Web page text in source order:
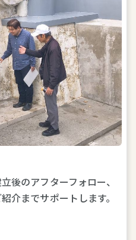
後のアフターフォロー、
介までサポートします。